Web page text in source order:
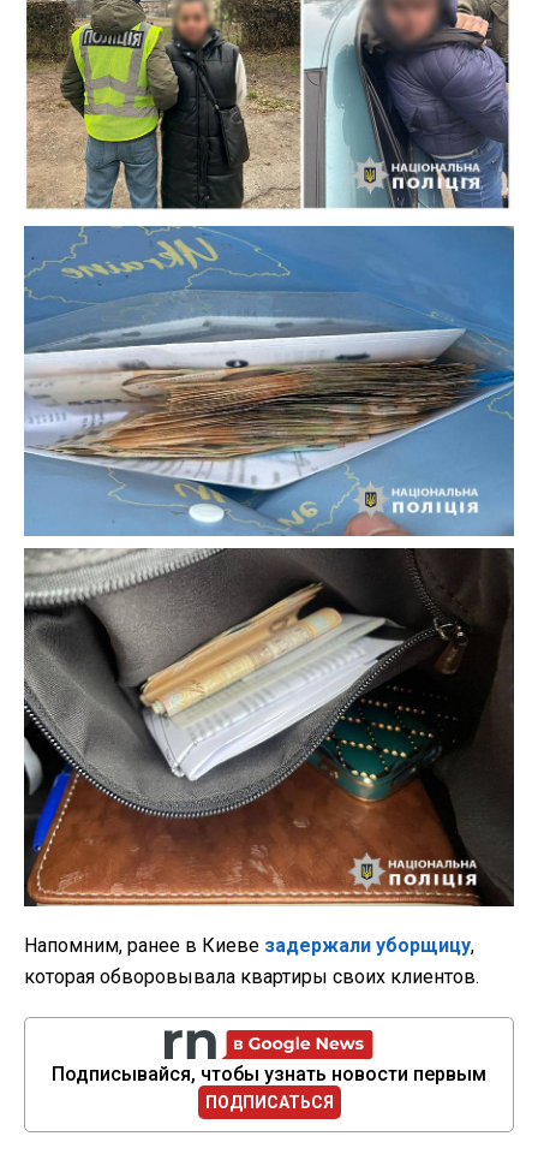
Напомним, ранее в Киеве задержали уборщицу,
которая обворовывала квартиры своих клиентов.
Подписывайся, чтобы узнать новости первым
ПОДПИСАТЬСЯ